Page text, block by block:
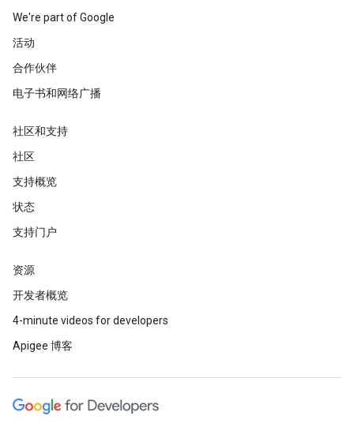
We're part of Google
活动
合作伙伴
电子书和网络广播
社区和支持
社区
支持概览
状态
支持门户
资源
开发者概览
4-minute videos for developers
Apigee 博客